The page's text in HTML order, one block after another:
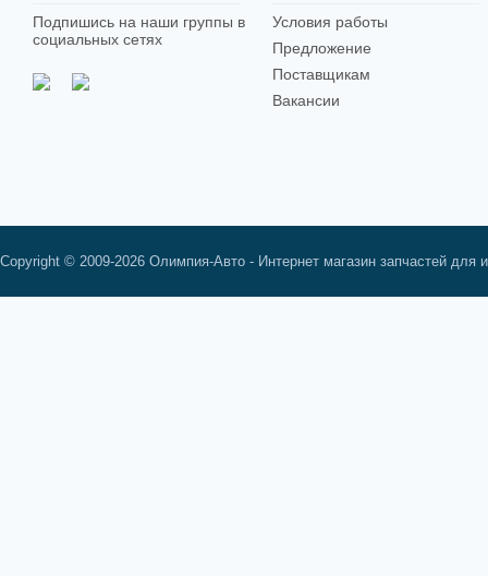
Подпишись на наши группы в
социальных сетях
Условия работы
Предложение
Поставщикам
Вакансии
Copyright © 2009-2026 Олимпия-Авто - Интернет магазин запчастей для